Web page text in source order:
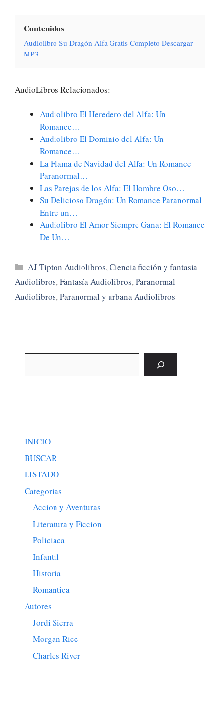
Contenidos
Audiolibro Su Dragón Alfa Gratis Completo Descargar
MP3
AudioLibros Relacionados:
Audiolibro El Heredero del Alfa: Un
Romance…
Audiolibro El Dominio del Alfa: Un
Romance…
La Flama de Navidad del Alfa: Un Romance
Paranormal…
Las Parejas de los Alfa: El Hombre Oso…
Su Delicioso Dragón: Un Romance Paranormal
Entre un…
Audiolibro El Amor Siempre Gana: El Romance
De Un…
Categorías
AJ Tipton Audiolibros,Ciencia ficción y fantasía
Audiolibros,Fantasía Audiolibros,Paranormal
Audiolibros,Paranormal y urbana Audiolibros
INICIO
BUSCAR
LISTADO
Categorias
Accion y Aventuras
Literatura y Ficcion
Policiaca
Infantil
Historia
Romantica
Autores
Jordi Sierra
Morgan Rice
Charles River